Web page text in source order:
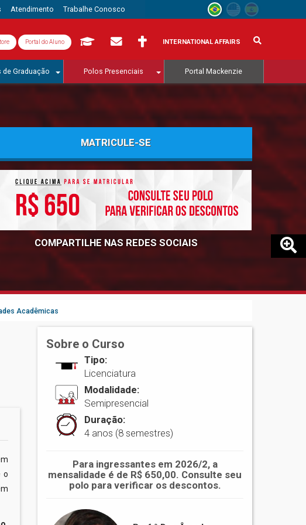
Atendimento Trabalhe Conosco
Portal do Aluno INTERNATIONAL AFFAIRS
de Graduação Polos Presenciais Portal Mackenzie
MATRICULE-SE
COMPARTILHE NAS REDES SOCIAIS
Acadêmicas
o
Sobre o Curso
Tipo:
Licenciatura
Modalidade:
Semipresencial
Duração:
4 anos (8 semestres)
Para ingressantes em 2026/2, a
mensalidade é de R$ 650,00. Consulte seu
polo para verificar os descontos.